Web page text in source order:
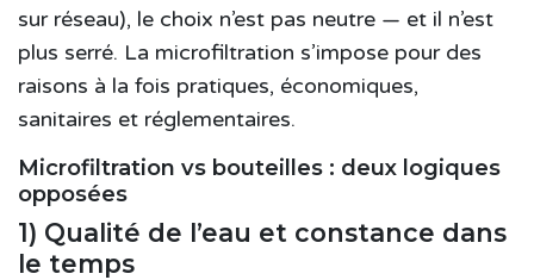
sur réseau), le choix n’est pas neutre — et il n’est
plus serré. La microfiltration s’impose pour des
raisons à la fois pratiques, économiques,
sanitaires et réglementaires.
Microfiltration vs bouteilles : deux logiques
opposées
1) Qualité de l’eau et constance dans
le temps